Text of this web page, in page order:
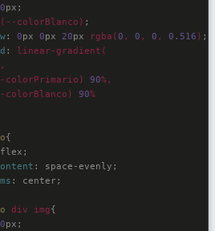
px ;
colorBlanco) ;
: 0px 0px 20px rgba(0 , 0 , 0 , 0.516 ) ;
:
linear-gradient(
colorPrimario)
90%,
90%
{
flex ;
: space-evenly ;
: center ;
div img{
px ;